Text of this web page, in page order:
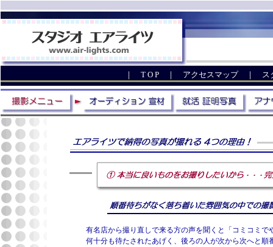
｜ T O P ｜ アクセスマップ｜ ス
何十分も待たされたあげく、後ろの人が次から次へと
有名店から撮り直しで来る方の声を聞くと「コミコミ
「憧れの企業に提出する大切な証明写真」
比べて下さい。このクオリティでこの価格を実現。本物志向のあなたの期待に応
こだわりの撮影技術で確実に好感度アップの証明写真をお約束。
志望されている業界に好まれている傾向をアドバイス。